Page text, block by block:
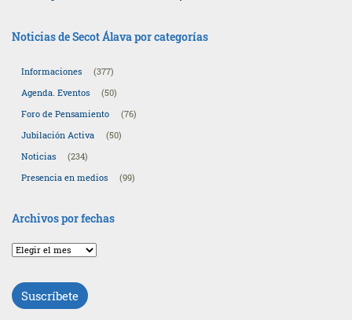
Noticias de Secot Álava por categorías
Informaciones
(377)
Agenda. Eventos
(50)
Foro de Pensamiento
(76)
Jubilación Activa
(50)
Noticias
(234)
Presencia en medios
(99)
Archivos por fechas
Archivos
por
Suscríbete